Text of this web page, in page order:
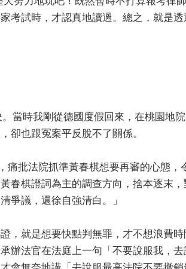
考試時，才認真地讀過。總之，就是
當時我剛從德國度假回來，在桃園地
卻也跟冤案平反脫不了關係。
批法院抓準黃春棋想要再審的心態，
春棋證詞為主的調查方向，捨本逐末
爭議，還徐自強清白。」
就是想要快點判無罪，才不想浪費時
辦法官在法庭上一句「不要說服我，